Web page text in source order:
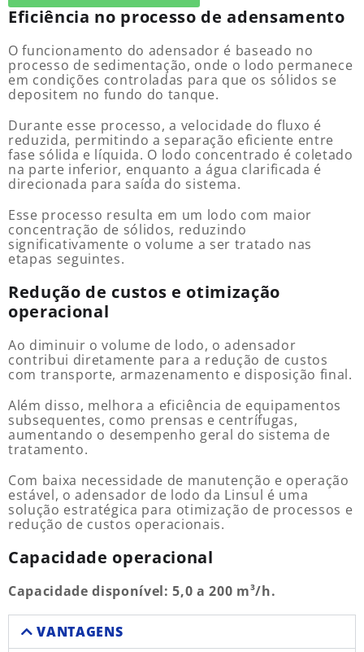
Eficiência no processo de adensamento
O funcionamento do adensador é baseado no
processo de sedimentação, onde o lodo permanece
em condições controladas para que os sólidos se
depositem no fundo do tanque.
Durante esse processo, a velocidade do fluxo é
reduzida, permitindo a separação eficiente entre
fase sólida e líquida. O lodo concentrado é coletado
na parte inferior, enquanto a água clarificada é
direcionada para saída do sistema.
Esse processo resulta em um lodo com maior
concentração de sólidos, reduzindo
significativamente o volume a ser tratado nas
etapas seguintes.
Redução de custos e otimização
operacional
Ao diminuir o volume de lodo, o adensador
contribui diretamente para a redução de custos
com transporte, armazenamento e disposição final.
Além disso, melhora a eficiência de equipamentos
subsequentes, como prensas e centrífugas,
aumentando o desempenho geral do sistema de
tratamento.
Com baixa necessidade de manutenção e operação
estável, o adensador de lodo da Linsul é uma
solução estratégica para otimização de processos e
redução de custos operacionais.
Capacidade operacional
Capacidade disponível: 5,0 a 200 m³/h.
VANTAGENS